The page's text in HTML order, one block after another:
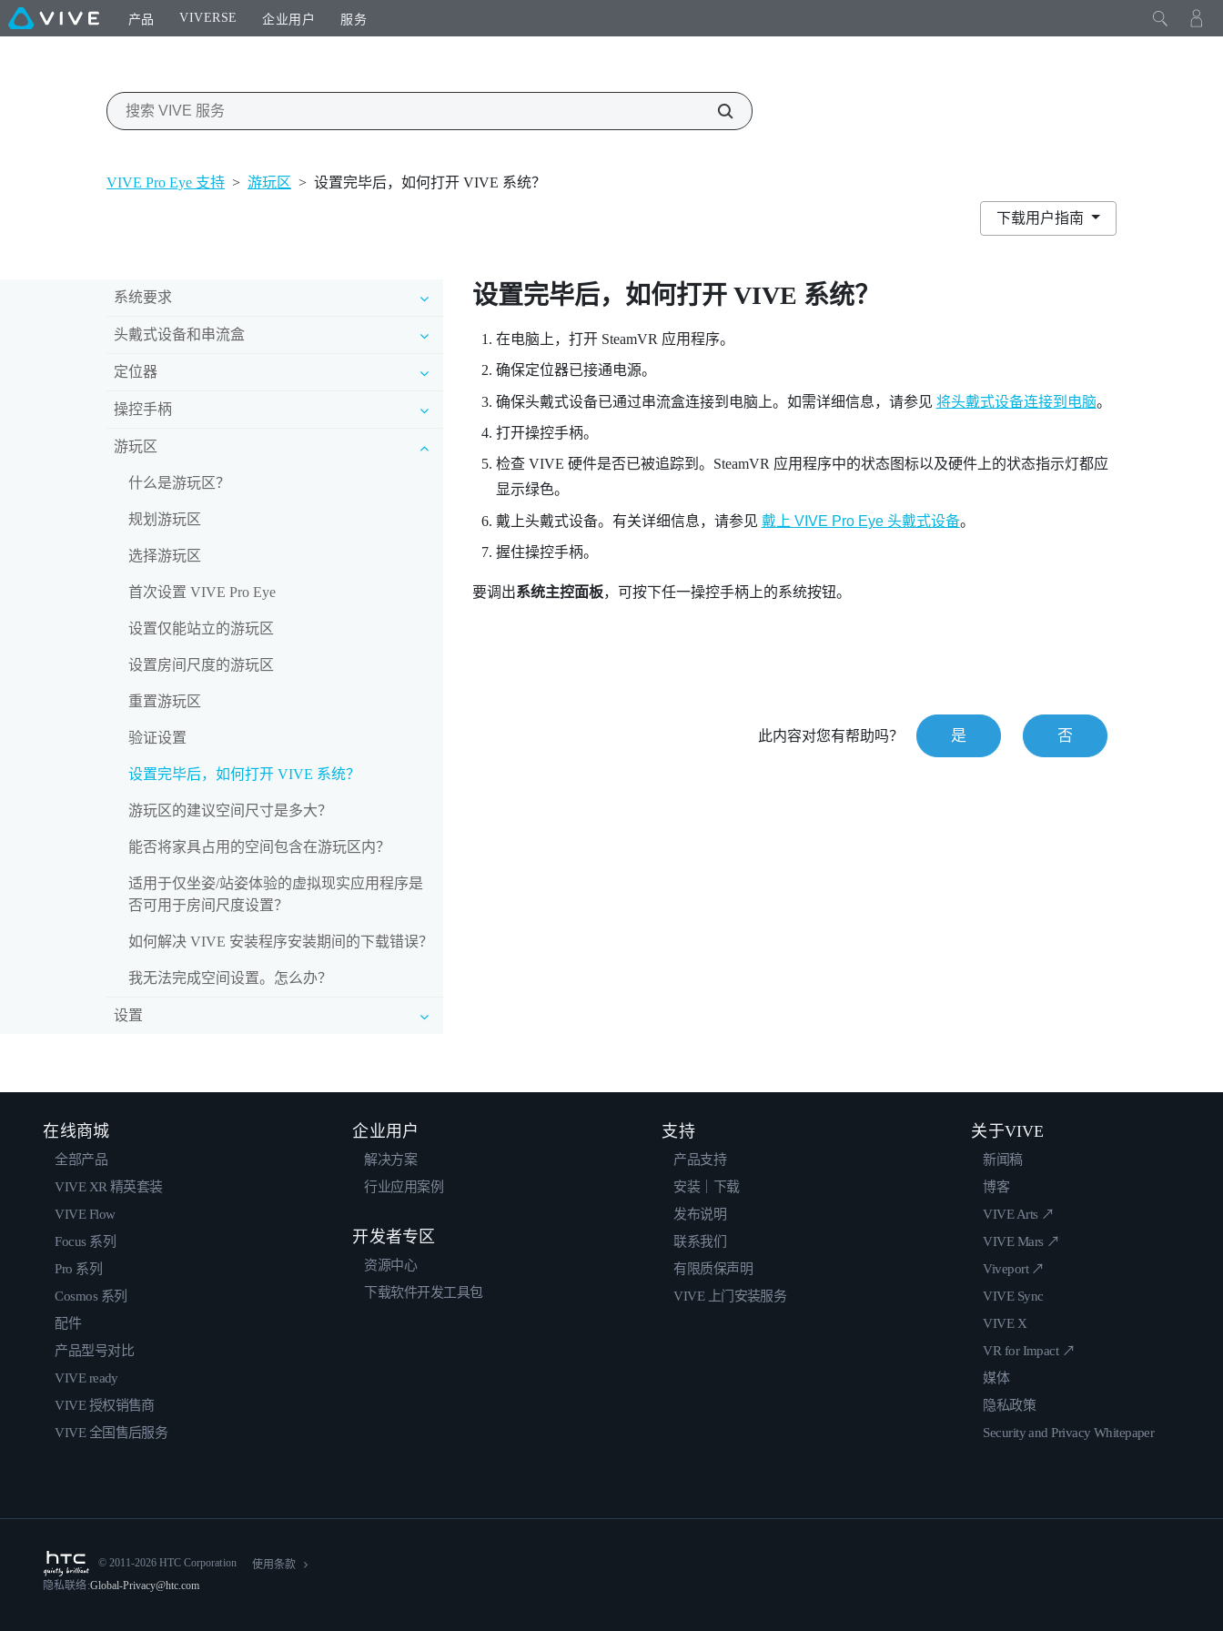
产品 VIVERSE 企业用户 服务
VIVE Pro Eye 支持 > 游玩区 > 设置完毕后，如何打开 VIVE 系统？
下载用户指南
系统要求
头戴式设备和串流盒
定位器
操控手柄
游玩区
什么是游玩区？
规划游玩区
选择游玩区
首次设置 VIVE Pro Eye
设置仅能站立的游玩区
设置房间尺度的游玩区
重置游玩区
验证设置
设置完毕后，如何打开 VIVE 系统？
游玩区的建议空间尺寸是多大？
能否将家具占用的空间包含在游玩区内？
适用于仅坐姿/站姿体验的虚拟现实应用程序是
否可用于房间尺度设置？
如何解决 VIVE 安装程序安装期间的下载错误？
我无法完成空间设置。怎么办？
设置
设置完毕后，如何打开 VIVE 系统？
在电脑上，打开 SteamVR 应用程序。
确保定位器已接通电源。
确保头戴式设备已通过串流盒连接到电脑上。如需详细信息，请参见 将头戴式设备连接到电脑。
打开操控手柄。
检查 VIVE 硬件是否已被追踪到。 SteamVR应用程序中的状态图标以及硬件上的状态指示灯都应
显示绿色。
戴上头戴式设备。有关详细信息，请参见 戴上 VIVE Pro Eye 头戴式设备。
握住操控手柄。
要调出系统主控面板，可按下任一操控手柄上的系统按钮。
此内容对您有帮助吗？ 是 否
在线商城
全部产品
VIVE XR 精英套装
VIVE Flow
Focus 系列
Pro 系列
Cosmos 系列
配件
产品型号对比
VIVE ready
VIVE 授权销售商
VIVE 全国售后服务
企业用户
解决方案
行业应用案例
开发者专区
资源中心
下载软件开发工具包
支持
产品支持
安装｜下载
发布说明
联系我们
有限质保声明
VIVE 上门安装服务
关于VIVE
新闻稿
博客
VIVE Arts ↗
VIVE Mars ↗
Viveport ↗
VIVE Sync
VIVE X
VR for Impact ↗
媒体
隐私政策
Security and Privacy Whitepaper
© 2011-2026 HTC Corporation
使用条款
隐私联络:Global-Privacy@htc.com